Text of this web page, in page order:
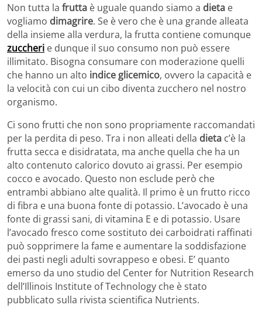
Non tutta la frutta è uguale quando siamo a dieta e
vogliamo dimagrire. Se è vero che è una grande alleata
della insieme alla verdura, la frutta contiene comunque
zuccheri e dunque il suo consumo non può essere
illimitato. Bisogna consumare con moderazione quelli
che hanno un alto indice glicemico, ovvero la capacità e
la velocità con cui un cibo diventa zucchero nel nostro
organismo.
Ci sono frutti che non sono propriamente raccomandati
per la perdita di peso. Tra i non alleati della dieta c’è la
frutta secca e disidratata, ma anche quella che ha un
alto contenuto calorico dovuto ai grassi. Per esempio
cocco e avocado. Questo non esclude però che
entrambi abbiano alte qualità. Il primo è un frutto ricco
di fibra e una buona fonte di potassio. L’avocado è una
fonte di grassi sani, di vitamina E e di potassio. Usare
l’avocado fresco come sostituto dei carboidrati raffinati
può sopprimere la fame e aumentare la soddisfazione
dei pasti negli adulti sovrappeso e obesi. E’ quanto
emerso da uno studio del Center for Nutrition Research
dell’Illinois Institute of Technology che è stato
pubblicato sulla rivista scientifica Nutrients.